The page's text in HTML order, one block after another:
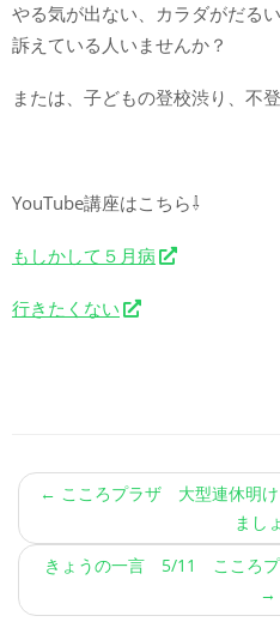
やる気が出ない、カラダがだる
訴えている人いませんか？
または、子どもの登校渋り、不
YouTube講座はこちら⇩
もしかして５月病
行きたくない
← こころプラザ 大型連休明
まし
きょうの一言 5/11 こころ
→